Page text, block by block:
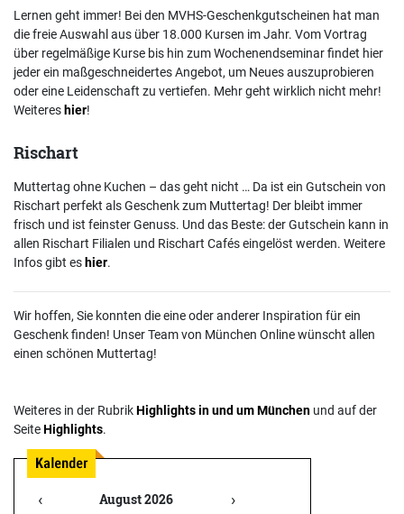
Lernen geht immer! Bei den MVHS-Geschenkgutscheinen hat man
die freie Auswahl aus über 18.000 Kursen im Jahr. Vom Vortrag
über regelmäßige Kurse bis hin zum Wochenendseminar findet hier
jeder ein maßgeschneidertes Angebot, um Neues auszuprobieren
oder eine Leidenschaft zu vertiefen. Mehr geht wirklich nicht mehr!
Weiteres hier!
Rischart
Muttertag ohne Kuchen – das geht nicht … Da ist ein Gutschein von
Rischart perfekt als Geschenk zum Muttertag! Der bleibt immer
frisch und ist feinster Genuss. Und das Beste: der Gutschein kann in
allen Rischart Filialen und Rischart Cafés eingelöst werden. Weitere
Infos gibt es hier.
Wir hoffen, Sie konnten die eine oder anderer Inspiration für ein
Geschenk finden! Unser Team von München Online wünscht allen
einen schönen Muttertag!
Weiteres in der RubrikHighlights in und um München und auf der
SeiteHighlights.
‹ August 2026 ›